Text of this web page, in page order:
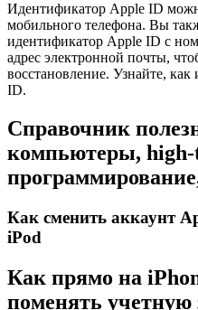
Идентификатор Apple ID
мобильного телефона. Вы
идентификатор Apple ID с
адрес электронной почты,
восстановление. Узнайте,
ID.
Справочник
компьютеры, high-
Как сменить аккаунт
iPod
Как прямо на
поменять учетную